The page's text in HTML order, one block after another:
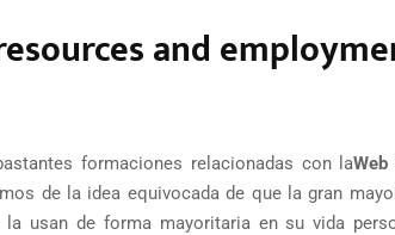
and
formaciones relacionadas con laWeb
de la idea equivocada de que la gran
usan de forma mayoritaria en su vida